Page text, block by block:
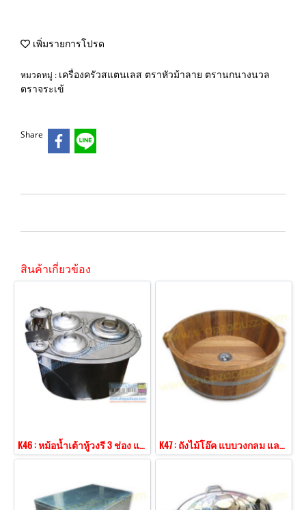
เพิ่มรายการโปรด
หมวดหมู่ : เครื่องครัวสแตนเลส ตราหัวม้าลาย ตรานกนางนวล
ตราจระเข้
Share
สินค้าเกี่ยวข้อง
K46 : หม้อน้ำเต้าหู้วงรี 3 ช่อง แบบโบราณ K47 : ถังไม้โอ๊ค แบบวงกลม และ วงรี